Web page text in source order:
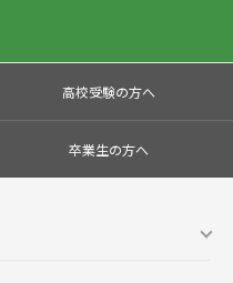
高校受験の方へ
卒業生の方へ